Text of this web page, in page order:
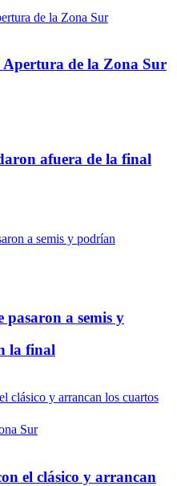
Apertura de la Zona Sur
afuera de la final
a semis y
la final
el clásico y arrancan